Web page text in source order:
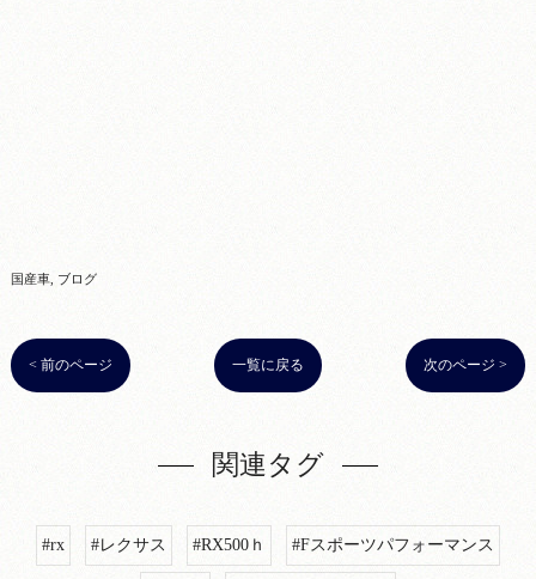
国産車 ブログ
< 前のページ 一覧に戻る 次のページ >
関連タグ
#rx #レクサス #RX500ｈ #Fスポーツパフォーマンス